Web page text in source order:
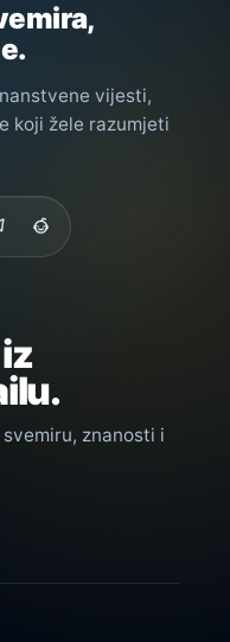
vijesti,
koji žele razumjeti
znanosti i